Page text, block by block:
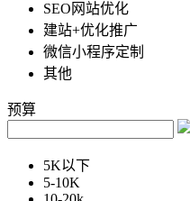
SEO网站优化
建站+优化推广
微信小程序定制
其他
预算
5K以下
5-10K